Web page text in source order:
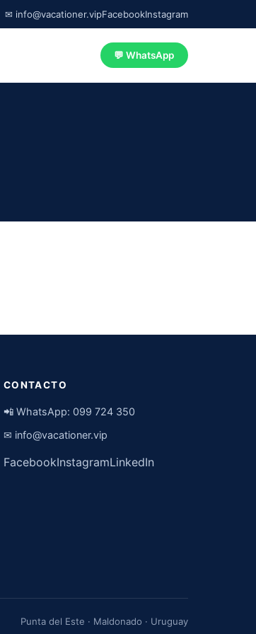
✉ info@vacationer.vipFacebookInstagram
💬 WhatsApp
CONTACTO
📲 WhatsApp: 099 724 350
✉ info@vacationer.vip
FacebookInstagramLinkedIn
Punta del Este · Maldonado · Uruguay